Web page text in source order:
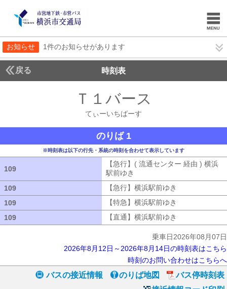
お知らせ 1件のお知らせがあります
戻る 時刻表
Ｔ１バース
てぃーいちばーす
のりば 1
※時刻表は以下の行先・系統の時刻を合わせて表示しています
109
【急行】( 流通センター 経由 ) 横浜
駅前ゆき
109
【急行】横浜駅前ゆき
109
【特急】横浜駅前ゆき
109
【直通】横浜駅前ゆき
乗車日2026年08月07日
2026年8月12日～2026年8月14日の時刻表はこちら
時刻のお問い合わせはこちらへ
バスの接近情報 のりば地図
バス停時刻表